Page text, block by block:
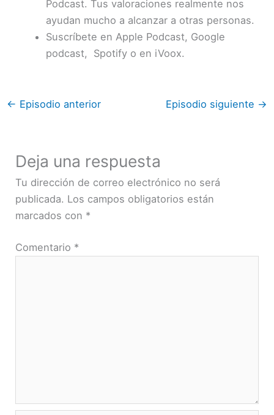
Podcast. Tus valoraciones realmente nos
ayudan mucho a alcanzar a otras personas.
Suscríbete en Apple Podcast, Google
podcast, Spotify o en iVoox.
← Episodio anterior Episodio siguiente →
Deja una respuesta
Tu dirección de correo electrónico no será
publicada. Los campos obligatorios están
marcados con *
Comentario *